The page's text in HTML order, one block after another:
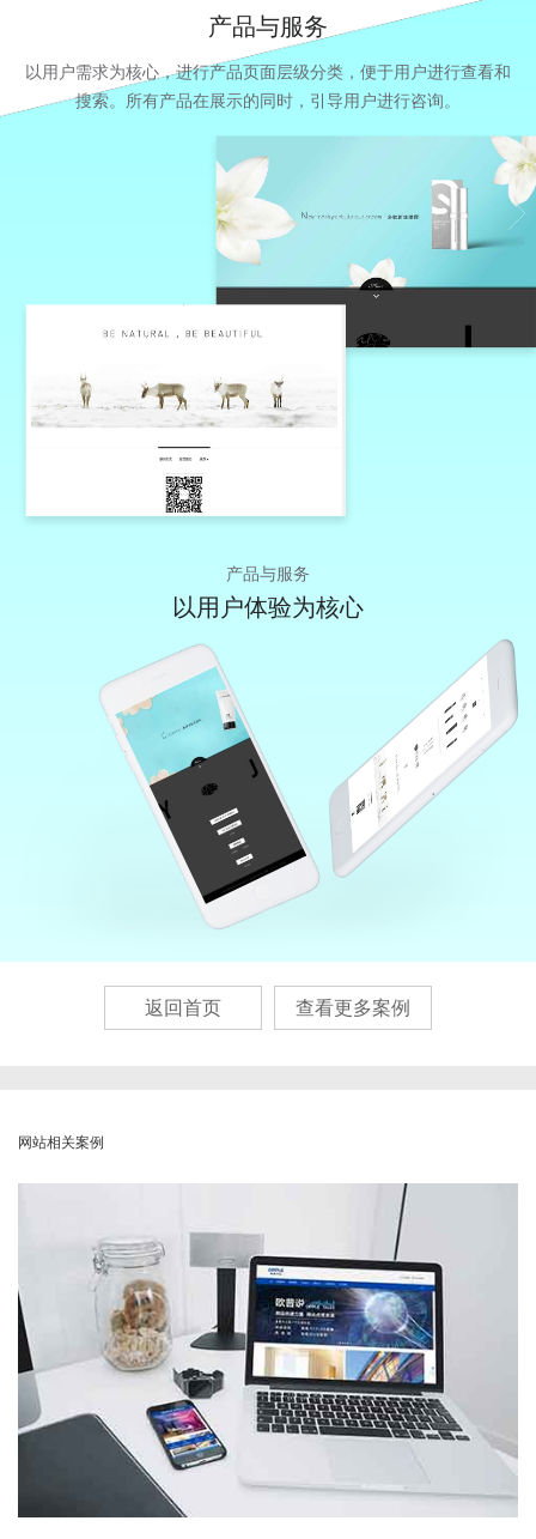
产品与服务
以用户需求为核心，进行产品页面层级分类，便于用户进行查看和
搜索。所有产品在展示的同时，引导用户进行咨询。
产品与服务
以用户体验为核心
返回首页 查看更多案例
网站相关案例